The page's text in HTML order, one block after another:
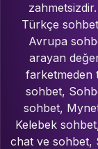
Türkçe
Avrupa
arayan
farketmeden
sohbet,
sohbet,
Kelebek
chat ve sohbet,